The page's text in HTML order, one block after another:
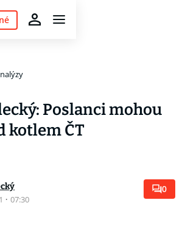
Poslanci mohou
kotlem ČT
· 07:30
0